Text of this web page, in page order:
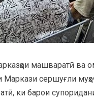
машваратӣ ва
сершуғли
ки барои